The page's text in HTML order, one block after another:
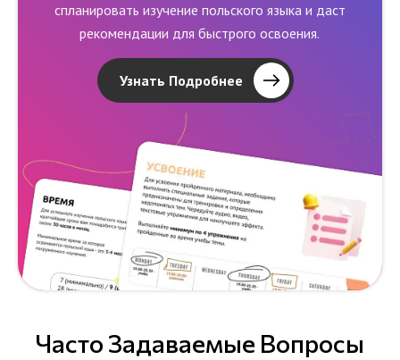
спланировать изучение польского языка и даст
рекомендации для быстрого освоения.
Узнать Подробнее
Часто Задаваемые Вопросы